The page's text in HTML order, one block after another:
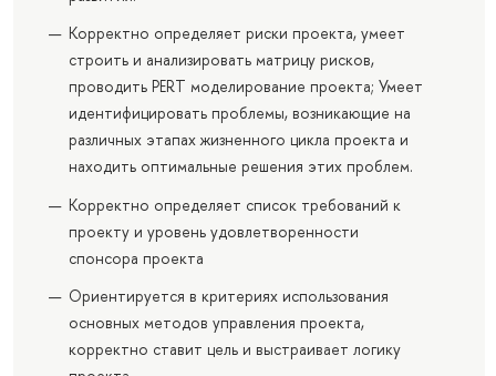
Корректно определяет риски проекта, умеет
строить и анализировать матрицу рисков,
проводить PERT моделирование проекта; Умеет
идентифицировать проблемы, возникающие на
различных этапах жизненного цикла проекта и
находить оптимальные решения этих проблем.
Корректно определяет список требований к
проекту и уровень удовлетворенности
спонсора проекта
Ориентируется в критериях использования
основных методов управления проекта,
корректно ставит цель и выстраивает логику